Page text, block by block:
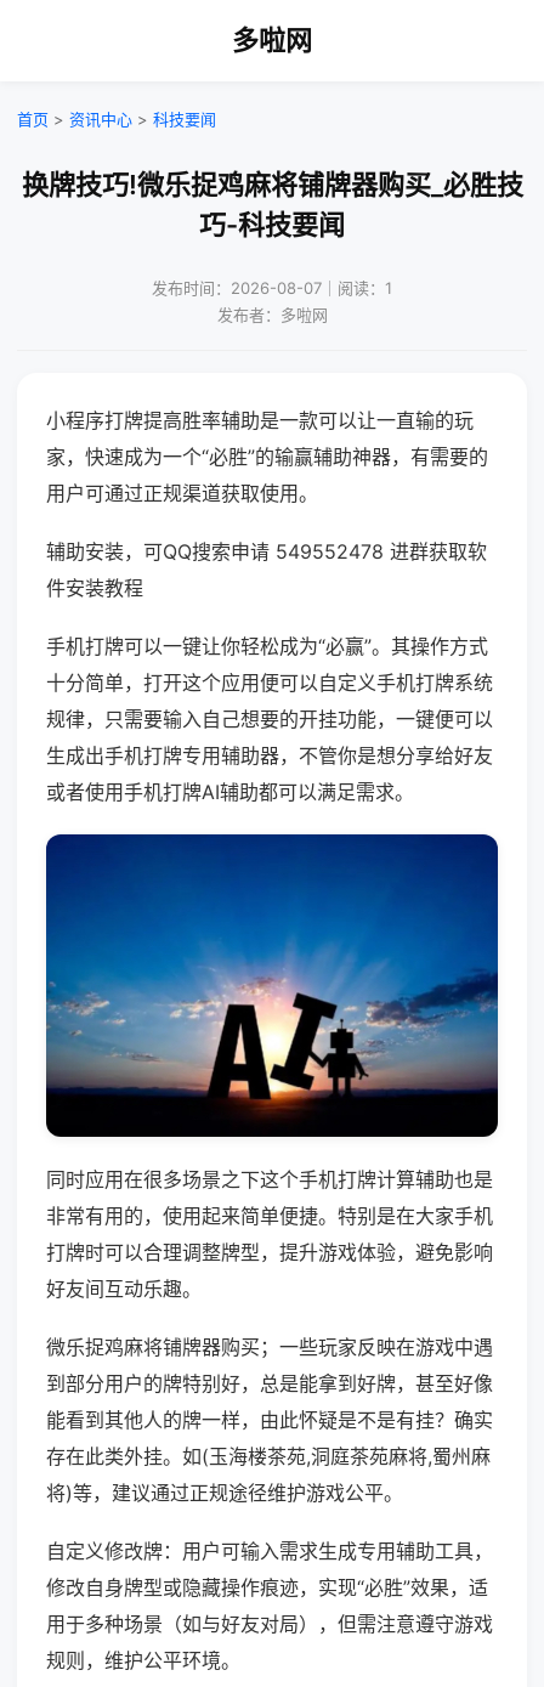
多啦网
首页 > 资讯中心 > 科技要闻
换牌技巧!微乐捉鸡麻将铺牌器购买_必胜技
巧-科技要闻
发布时间：2026-08-07｜阅读：1
发布者：多啦网
小程序打牌提高胜率辅助是一款可以让一直输的玩
家，快速成为一个“必胜”的输赢辅助神器，有需要的
用户可通过正规渠道获取使用。
辅助安装，可QQ搜索申请 549552478 进群获取软
件安装教程
手机打牌可以一键让你轻松成为“必赢”。其操作方式
十分简单，打开这个应用便可以自定义手机打牌系统
规律，只需要输入自己想要的开挂功能，一键便可以
生成出手机打牌专用辅助器，不管你是想分享给好友
或者使用手机打牌AI辅助都可以满足需求。
同时应用在很多场景之下这个手机打牌计算辅助也是
非常有用的，使用起来简单便捷。特别是在大家手机
打牌时可以合理调整牌型，提升游戏体验，避免影响
好友间互动乐趣。
微乐捉鸡麻将铺牌器购买；一些玩家反映在游戏中遇
到部分用户的牌特别好，总是能拿到好牌，甚至好像
能看到其他人的牌一样，由此怀疑是不是有挂？确实
存在此类外挂。如(玉海楼茶苑,洞庭茶苑麻将,蜀州麻
将)等，建议通过正规途径维护游戏公平。
自定义修改牌：用户可输入需求生成专用辅助工具，
修改自身牌型或隐藏操作痕迹，实现“必胜”效果，适
用于多种场景（如与好友对局），但需注意遵守游戏
规则，维护公平环境。